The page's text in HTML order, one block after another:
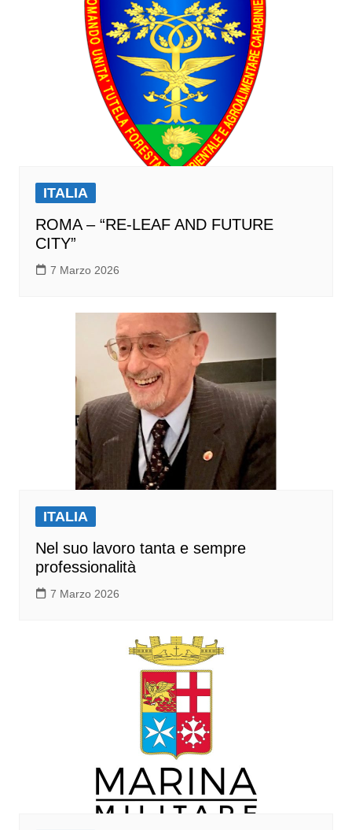
ITALIA
ROMA – “RE-LEAF AND FUTURE
CITY”
7 Marzo 2026
ITALIA
Nel suo lavoro tanta e sempre
professionalità
7 Marzo 2026